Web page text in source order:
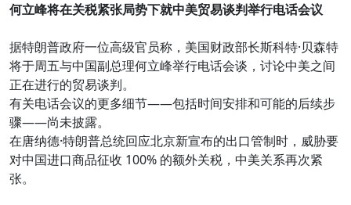
何立峰将在关税紧张局势下就中美贸易谈判举行电话会议
据特朗普政府一位高级官员称，美国财政部长斯科特·贝森特
将于周五与中国副总理何立峰举行电话会谈，讨论中美之间
正在进行的贸易谈判。
有关电话会议的更多细节——包括时间安排和可能的后续步
骤——尚未披露。
在唐纳德·特朗普总统回应北京新宣布的出口管制时，威胁要
对中国进口商品征收 100% 的额外关税，中美关系再次紧
张。